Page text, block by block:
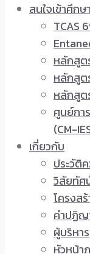
สนใจเข้าศึกษา
TCAS
หลักสู
หลักสู
หลักสู
ศูนย์กา
(CM-
เกี่ยวกับ
ประวัติ
วิสัยทัศ
โครงส
คำปฏิ
ผู้บริหาร
หัวหน้า